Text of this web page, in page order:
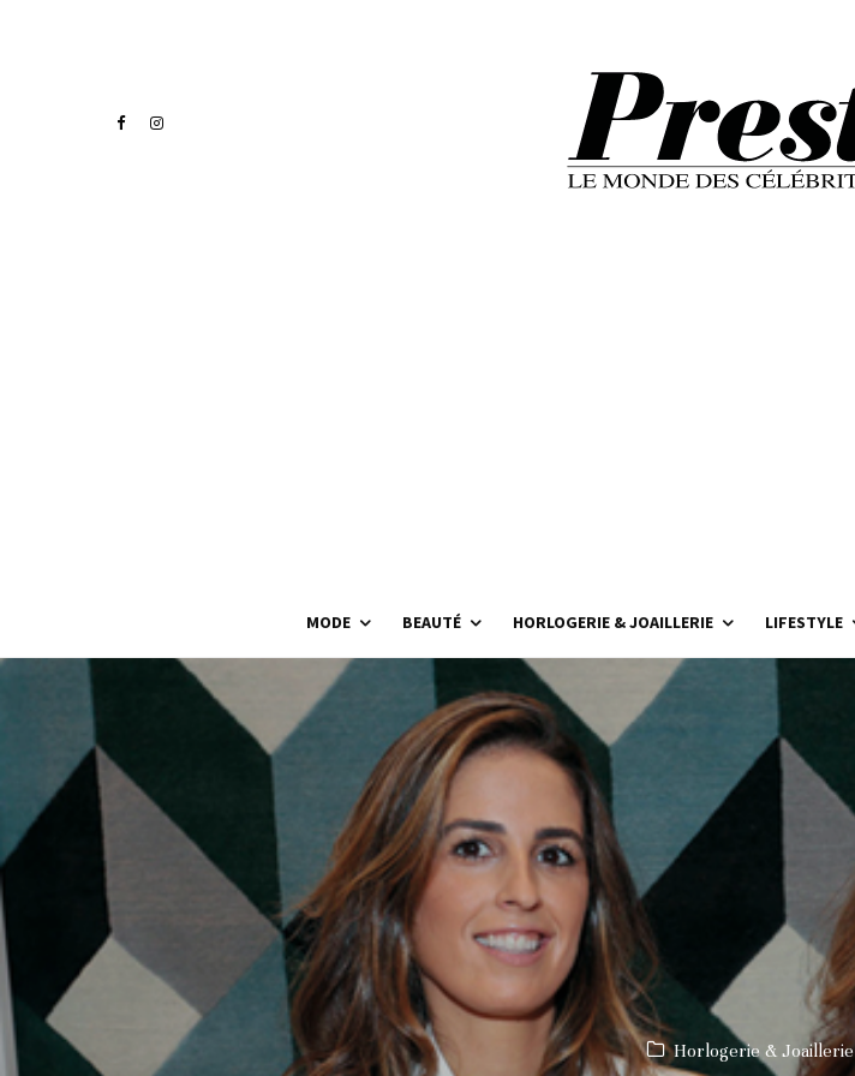
MODE BEAUTÉ HORLOGERIE & JOAILLERIE LIFESTYLE
Horlogerie & Joaillerie